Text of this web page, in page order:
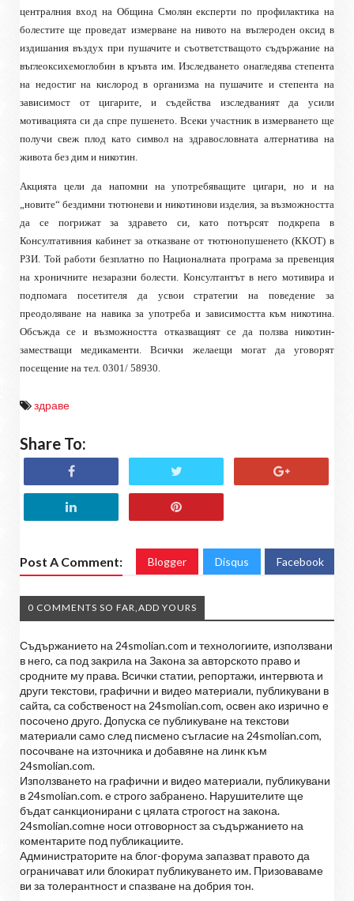
централния вход на Община Смолян експерти по профилактика на
болестите ще проведат измерване на нивото на въглероден оксид в
издишания въздух при пушачите и съответстващото съдържание на
въглеоксихемоглобин в кръвта им. Изследването онагледява степента
на недостиг на кислород в организма на пушачите и степента на
зависимост от цигарите, и съдейства изследваният да усили
мотивацията си да спре пушенето. Всеки участник в измерването ще
получи свеж плод като символ на здравословната алтернатива на
живота без дим и никотин.
Акцията цели да напомни на употребяващите цигари, но и на
„новите“ бездимни тютюневи и никотинови изделия, за възможността
да се погрижат за здравето си, като потърсят подкрепа в
Консултативния кабинет за отказване от тютюнопушенето (ККОТ) в
РЗИ. Той работи безплатно по Националната програма за превенция
на хроничните незаразни болести. Консултантът в него мотивира и
подпомага посетителя да усвои стратегии на поведение за
преодоляване на навика за употреба и зависимостта към никотина.
Обсъжда се и възможността отказващият се да ползва никотин-
заместващи медикаменти. Всички желаещи могат да уговорят
посещение на тел. 0301/ 58930.
здраве
Share To:
Post A Comment: Blogger Disqus Facebook
0 COMMENTS SO FAR,ADD YOURS
Съдържанието на 24smolian.com и технологиите, използвани
в него, са под закрила на Закона за авторското право и
сродните му права. Всички статии, репортажи, интервюта и
други текстови, графични и видео материали, публикувани в
сайта, са собственост на 24smolian.com, освен ако изрично е
посочено друго. Допуска се публикуване на текстови
материали само след писмено съгласие на 24smolian.com,
посочване на източника и добавяне на линк към
24smolian.com.
Използването на графични и видео материали, публикувани
в 24smolian.com. е строго забранено. Нарушителите ще
бъдат санкционирани с цялата строгост на закона.
24smolian.comне носи отговорност за съдържанието на
коментарите под публикациите.
Администраторите на блог-форума запазват правото да
ограничават или блокират публикуването им. Призоваваме
ви за толерантност и спазване на добрия тон.